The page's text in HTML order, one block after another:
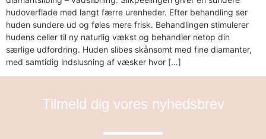
hudoverflade med langt færre urenheder. Efter behandling ser
huden sundere ud og føles mere frisk. Behandlingen stimulerer
hudens celler til ny naturlig vækst og behandler netop din
særlige udfordring. Huden slibes skånsomt med fine diamanter,
med samtidig indslusning af væsker hvor […]
Tilmeld dig vores nyhedsbrev